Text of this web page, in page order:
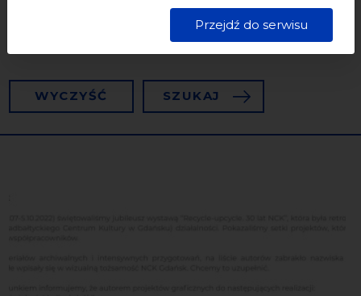
dane są przetwarzane w sposób bezpieczny, z należytą
starannością i zgodnie z obowiązującymi przepisami.
Przejdź do serwisu
Następny miesiąc
WYCZYŚĆ SZUKAJ